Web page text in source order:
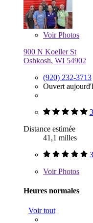
VoirPhotos
900 N Koeller St
Oshkosh, WI 54902
(920) 232-3713
Ouvert
Distance estimée
41,1 milles
VoirPhotos
Heures normales
Voir tout